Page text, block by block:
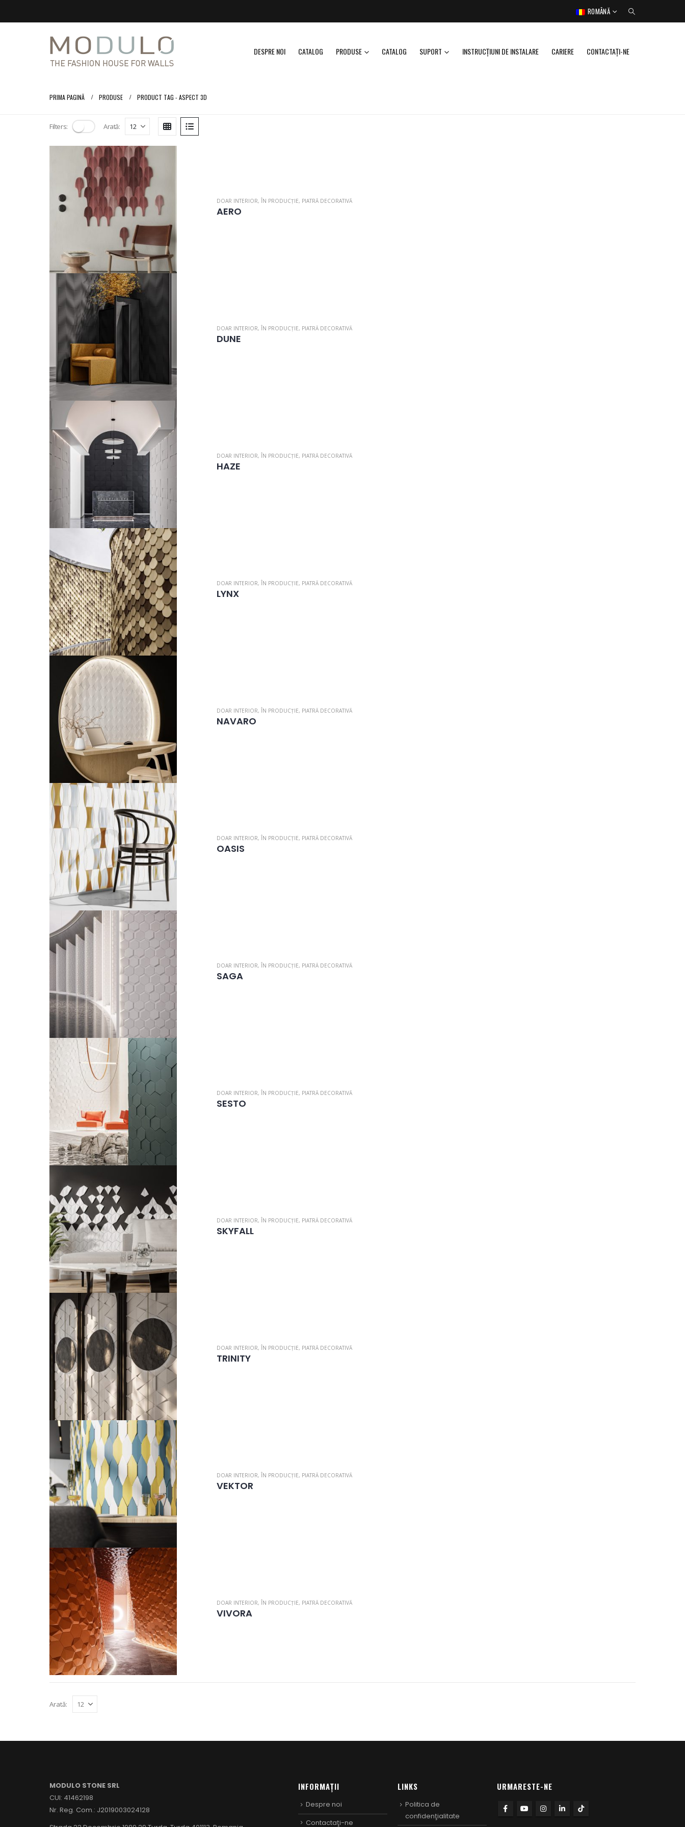
ROMÂNĂ
DESPRE NOI CATALOG PRODUSE CATALOG SUPORT INSTRUCȚIUNI DE INSTALARE CARIERE CONTACTAŢI-NE
PRIMA PAGINĂ PRODUSE PRODUCT TAG -ASPECT 3D
Filters: Arată:
DOAR INTERIOR, ÎN PRODUCȚIE, PIATRĂ DECORATIVĂ
AERO
DOAR INTERIOR, ÎN PRODUCȚIE, PIATRĂ DECORATIVĂ
DUNE
DOAR INTERIOR, ÎN PRODUCȚIE, PIATRĂ DECORATIVĂ
HAZE
DOAR INTERIOR, ÎN PRODUCȚIE, PIATRĂ DECORATIVĂ
LYNX
DOAR INTERIOR, ÎN PRODUCȚIE, PIATRĂ DECORATIVĂ
NAVARO
DOAR INTERIOR, ÎN PRODUCȚIE, PIATRĂ DECORATIVĂ
OASIS
DOAR INTERIOR, ÎN PRODUCȚIE, PIATRĂ DECORATIVĂ
SAGA
DOAR INTERIOR, ÎN PRODUCȚIE, PIATRĂ DECORATIVĂ
SESTO
DOAR INTERIOR, ÎN PRODUCȚIE, PIATRĂ DECORATIVĂ
SKYFALL
DOAR INTERIOR, ÎN PRODUCȚIE, PIATRĂ DECORATIVĂ
TRINITY
DOAR INTERIOR, ÎN PRODUCȚIE, PIATRĂ DECORATIVĂ
VEKTOR
DOAR INTERIOR, ÎN PRODUCȚIE, PIATRĂ DECORATIVĂ
VIVORA
Arată:
MODULO STONE SRL
CUI: 41462198
Nr. Reg. Com.: J2019003024128
INFORMAȚII
Despre noi
Contactaţi-ne
LINKS
Politica de
confidenţialitate
URMARESTE-NE